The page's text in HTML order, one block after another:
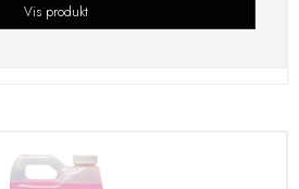
Vis produkt